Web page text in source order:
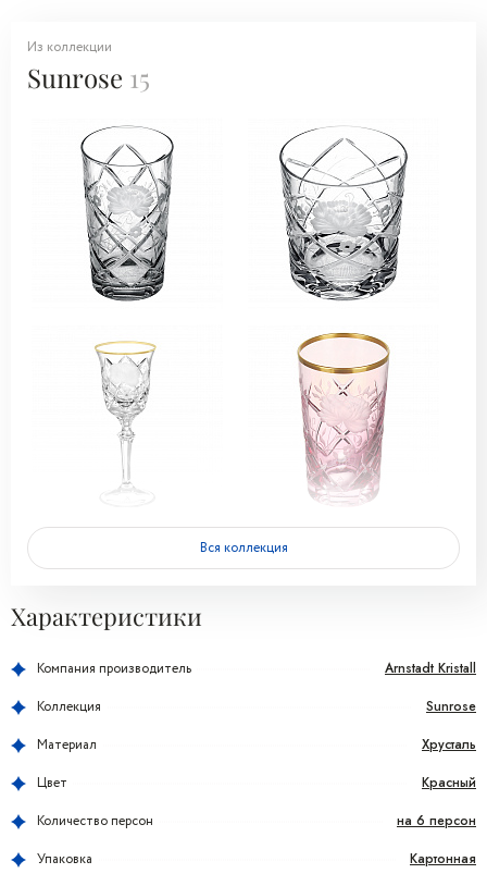
Из коллекции
Sunrose 15
Вся коллекция
Характеристики
Компания производитель Arnstadt Kristall
Коллекция Sunrose
Материал Хрусталь
Цвет Красный
Количество персон на 6 персон
Упаковка Картонная